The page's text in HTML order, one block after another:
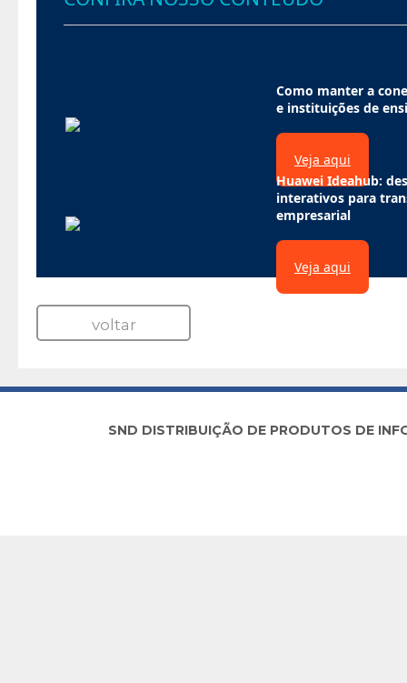
Como manter a
e instituições de
Veja aqui
Huawei Ideahub:
interativos para
empresarial
Veja aqui
voltar
SND DISTRIBUIÇÃO DE PRODUTOS DE